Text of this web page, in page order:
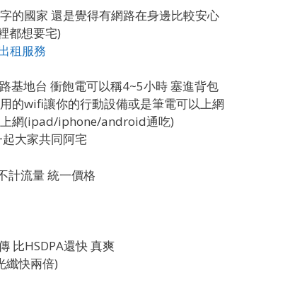
的國家 還是覺得有網路在身邊比較安心
都想要宅)
租服務
基地台 衝飽電可以稱4~5小時 塞進背包
的wifi讓你的行動設備或是筆電可以上網
網(ipad/iphone/android通吃)
大家共同阿宅
計流量 統一價格
比HSDPA還快 真爽
纖快兩倍)